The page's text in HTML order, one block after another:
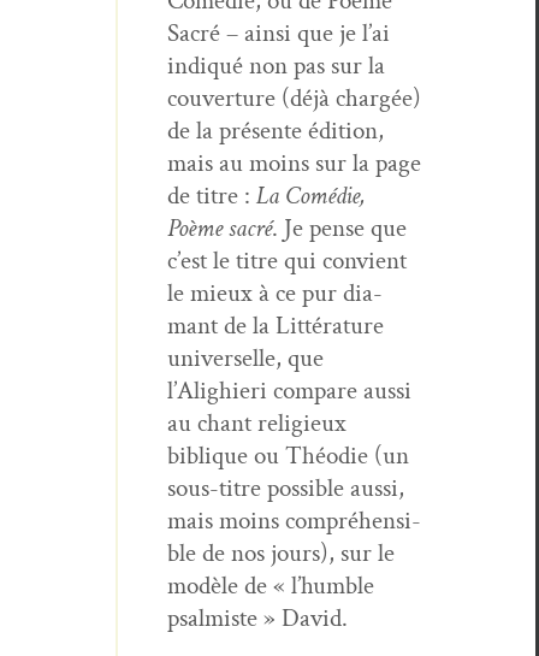
Sacré – ain­si que je l’ai
indiqué non pas sur la
cou­ver­ture (déjà chargée)
de la présente édi­tion,
mais au moins sur la page
de titre :La Comédie,
Poème sacré. Je pense que
c’est le titre qui con­vient
le mieux à ce pur dia­
mant de la Lit­téra­ture
uni­verselle, que
l’Alighieri com­pare aus­si
au chant religieux
biblique ou Théodie (un
sous-titre pos­si­ble aus­si,
mais moins com­préhen­si­
ble de nos jours), sur le
mod­èle de « l’humble
psalmiste » David.